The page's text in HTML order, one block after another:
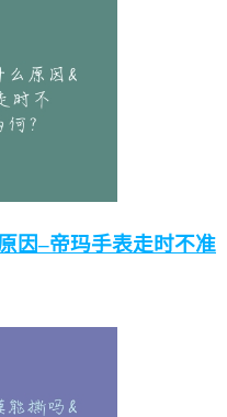
因–帝玛手表走时不准